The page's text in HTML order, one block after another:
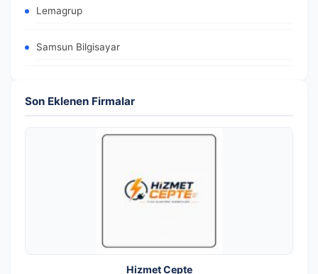
Lemagrup
Samsun Bilgisayar
Son Eklenen Firmalar
Hizmet Cepte